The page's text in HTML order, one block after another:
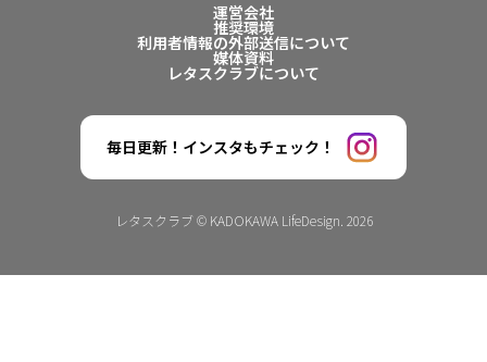
運営会社
推奨環境
利用者情報の外部送信について
媒体資料
レタスクラブについて
毎日更新！インスタもチェック！
レタスクラブ © KADOKAWA LifeDesign. 2026